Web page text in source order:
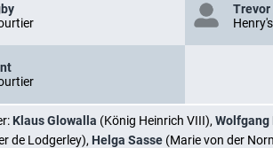
Trevor
Klaus Glowalla (König Heinrich VIII), Wolfgang
de Lodgerley), Helga Sasse (Marie von der